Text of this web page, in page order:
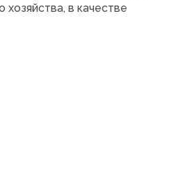
хозяйства, в качестве